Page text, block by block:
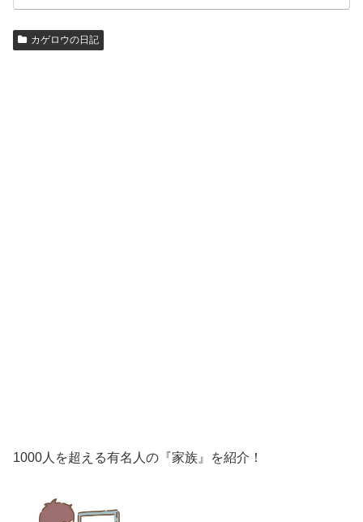
カゲロウの日記
1000人を超える有名人の『家族』を紹介！